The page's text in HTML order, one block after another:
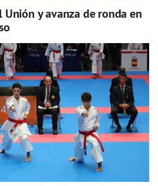
Unión y avanza de ronda en